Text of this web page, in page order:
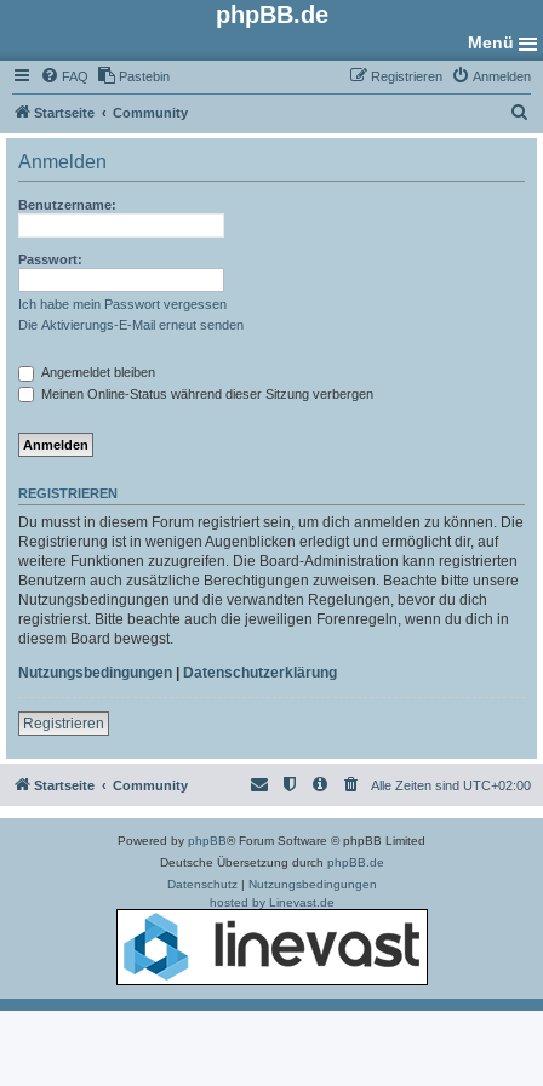
phpBB.de
Menü
FAQ Pastebin Anmelden
Registrieren
Startseite Community
u
Anmelden
Benutzername:
Passwort:
Ich habe mein Passwort vergessen
Die Aktivierungs-E-Mail erneut senden
Angemeldet bleiben
Meinen Online-Status während dieser Sitzung verbergen
REGISTRIEREN
Du musst in diesem Forum registriert sein, um dich anmelden zu können. Die
Registrierung ist in wenigen Augenblicken erledigt und ermöglicht dir, auf
weitere Funktionen zuzugreifen. Die Board-Administration kann registrierten
Benutzern auch zusätzliche Berechtigungen zuweisen. Beachte bitte unsere
Nutzungsbedingungen und die verwandten Regelungen, bevor du dich
registrierst. Bitte beachte auch die jeweiligen Forenregeln, wenn du dich in
diesem Board bewegst.
Nutzungsbedingungen | Datenschutzerklärung
Registrieren
Startseite Community Alle Zeiten sind UTC+02:00
Powered by phpBB® Forum Software © phpBB Limited
Deutsche Übersetzung durch phpBB.de
Datenschutz| Nutzungsbedingungen
hosted by Linevast.de